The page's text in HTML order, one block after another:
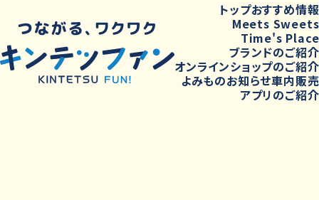
トップおすすめ情報
Meets Sweets
Time's Place
ブランドのご紹介
オンラインショップのご紹介
よみものお知らせ車内販売
アプリのご紹介